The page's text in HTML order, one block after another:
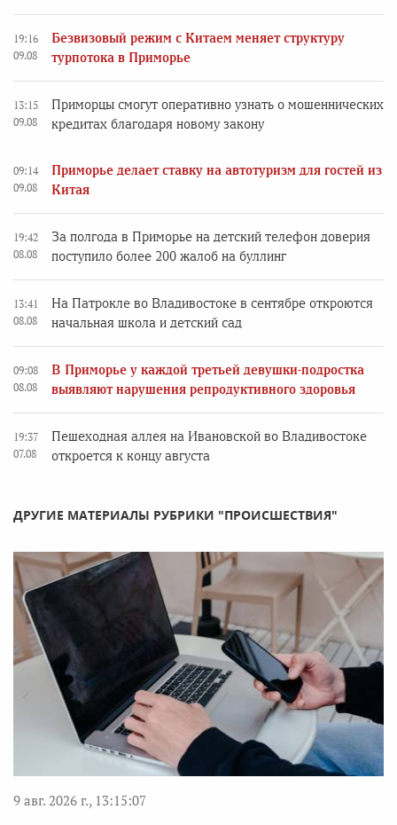
19:16
09.08
Безвизовый режим с Китаем меняет структуру
турпотока в Приморье
13:15
09.08
Приморцы смогут оперативно узнать о мошеннических
кредитах благодаря новому закону
09:14
09.08
Приморье делает ставку на автотуризм для гостей из
Китая
19:42
08.08
За полгода в Приморье на детский телефон доверия
поступило более 200 жалоб на буллинг
13:41
08.08
На Патрокле во Владивостоке в сентябре откроются
начальная школа и детский сад
09:08
08.08
В Приморье у каждой третьей девушки-подростка
выявляют нарушения репродуктивного здоровья
19:37
07.08
Пешеходная аллея на Ивановской во Владивостоке
откроется к концу августа
ДРУГИЕ МАТЕРИАЛЫ РУБРИКИ "ПРОИСШЕСТВИЯ"
9 авг. 2026 г., 13:15:07